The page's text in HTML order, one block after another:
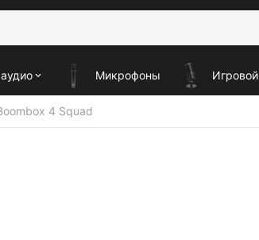
Микрофоны Игровой
4 Squad